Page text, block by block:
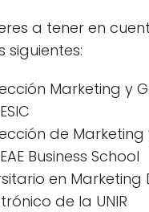
a tener en
siguientes:
Marketing y
de Marketing
Business School
en Marketing
de la UNIR